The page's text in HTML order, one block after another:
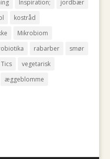
Inspiration;
jordbær
kostråd
Mikrobiom
rabarber
smør
Tics
vegetarisk
æggeblomme